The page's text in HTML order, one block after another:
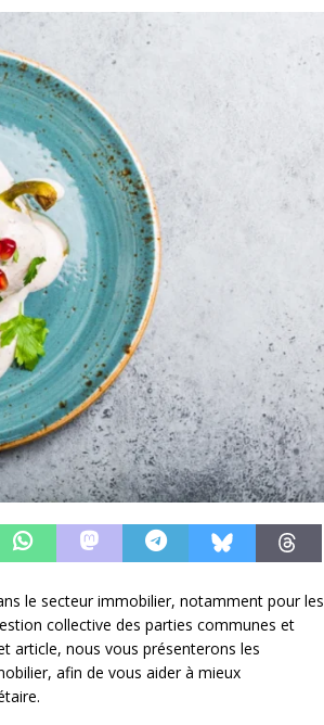
le secteur immobilier, notamment pour les
collective des parties communes et
article, nous vous présenterons les
afin de vous aider à mieux